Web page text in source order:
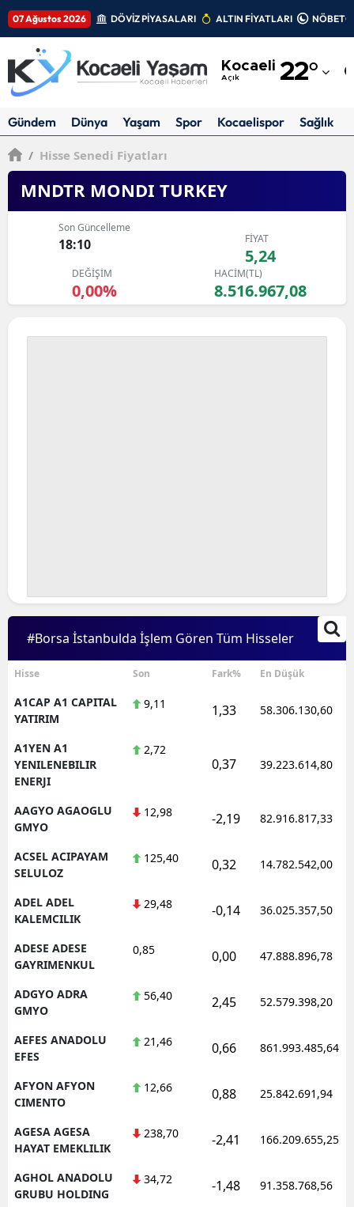
07 Ağustos 2026 DÖVİZ PİYASALARI ALTIN FİYATLARI
Kocaeli
Açık 22°
Adıyaman
Ankara
Antalya
Artvin
Aydın
Balıkesir
Çankırı
Çorum
Denizli
Elazığ
Erzurum
Eskişehir
Gümüşhane
Isparta
İzmir
Kars
Gündem Dünya Yaşam Spor Kocaelispor Sağlık
/ Hisse Senedi Fiyatları
MNDTR MONDI TURKEY
Son Güncelleme
18:10 FİYAT
5,24
DEĞİŞİM
0,00%
HACİM(TL)
8.516.967,08
#Borsa İstanbulda İşlem Gören Tüm Hisseler
Hisse Son Fark% En Düşük
A1CAP A1 CAPITAL
YATIRIM
9,11 1,33 58.306.130,60
A1YEN A1
YENILENEBILIR
ENERJI
2,72
0,37 39.223.614,80
AAGYO AGAOGLU
GMYO
12,98 -2,19 82.916.817,33
ACSEL ACIPAYAM
SELULOZ
125,40 0,32 14.782.542,00
ADEL ADEL
KALEMCILIK
29,48 -0,14 36.025.357,50
ADESE ADESE
GAYRIMENKUL
0,85 0,00 47.888.896,78
ADGYO ADRA
GMYO
56,40 2,45 52.579.398,20
AEFES ANADOLU
EFES
21,46 0,66 861.993.485,64
AFYON AFYON
CIMENTO
12,66 0,88 25.842.691,94
AGESA AGESA
HAYAT EMEKLILIK
238,70 -2,41 166.209.655,25
AGHOL ANADOLU
GRUBU HOLDING
34,72 -1,48 91.358.768,56